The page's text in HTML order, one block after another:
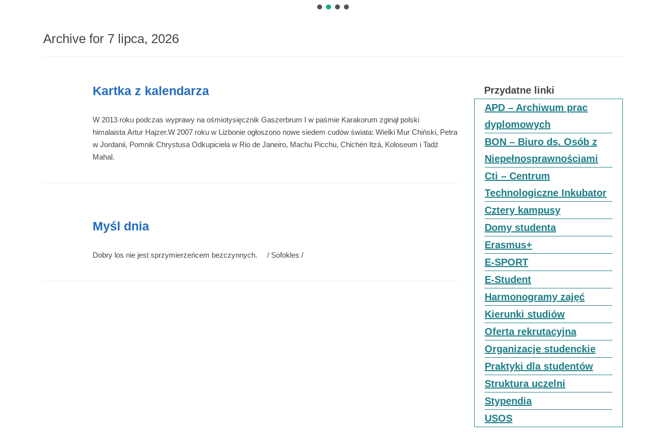
Archive for 7 lipca, 2026
Kartka z kalendarza
W 2013 roku podczas wyprawy na ośmiotysięcznik Gaszerbrum I w paśmie Karakorum zginął polski
himalaista Artur Hajzer.W 2007 roku w Lizbonie ogłoszono nowe siedem cudów świata: Wielki Mur Chiński, Petra
w Jordanii, Pomnik Chrystusa Odkupiciela w Rio de Janeiro, Machu Picchu, Chichén Itzá, Koloseum i Tadź
Mahal.
Myśl dnia
Dob­ry los nie jest sprzy­mie­rzeńcem bezczynnych. / Sofokles /
Przydatne linki
APD – Archiwum prac
dyplomowych
BON – Biuro ds. Osób z
Niepełnosprawnościami
Cti – Centrum
Technologiczne Inkubator
Cztery kampusy
Domy studenta
Erasmus+
E-SPORT
E-Student
Harmonogramy zajęć
Kierunki studiów
Oferta rekrutacyjna
Organizacje studenckie
Praktyki dla studentów
Struktura uczelni
Stypendia
USOS